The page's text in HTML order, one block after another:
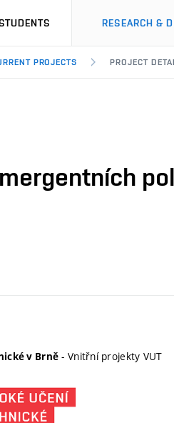
RESEARCH &
PROJECTS PROJECT
v Brně - Vnitřní projekty VUT